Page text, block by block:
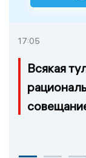
17:05
Всякая